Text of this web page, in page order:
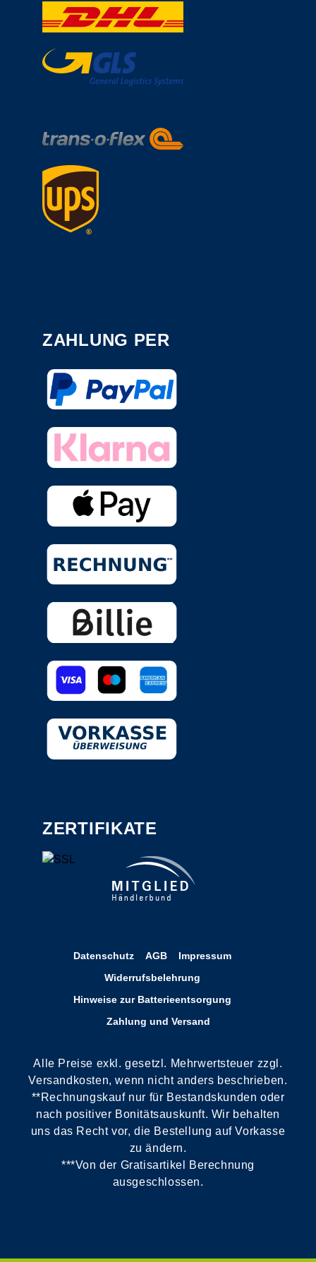
ZAHLUNG PER
ZERTIFIKATE
Datenschutz AGB
Impressum
Widerrufsbelehrung
Hinweise zur Batterieentsorgung
Zahlung und Versand
Alle Preise exkl. gesetzl. Mehrwertsteuer zzgl.
Versandkosten, wenn nicht anders beschrieben.
**Rechnungskauf nur für Bestandskunden oder
nach positiver Bonitätsauskunft. Wir behalten
uns das Recht vor, die Bestellung auf Vorkasse
zu ändern.
***Von der Gratisartikel Berechnung
ausgeschlossen.